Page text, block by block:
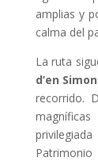
amplias y
calma del
La ruta
d’en
recorrido.
Patrimonio